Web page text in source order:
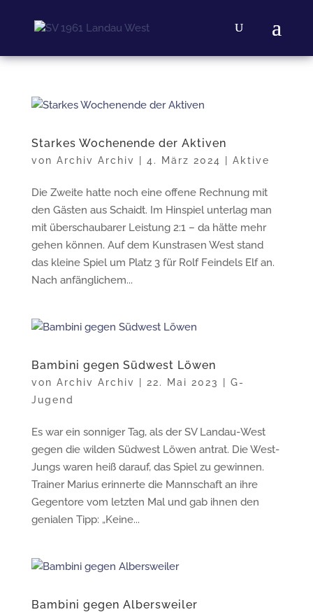
Starkes Wochenende der Aktiven
von Archiv Archiv 4. März 2024 Aktive
Die Zweite hatte noch eine offene Rechnung mit
den Gästen aus Schaidt. Im Hinspiel unterlag man
mit überschaubarer Leistung 2:1 – da hätte mehr
gehen können. Auf dem Kunstrasen West stand
das kleine Spiel um Platz 3 für Rolf Feindels Elf an.
Nach anfänglichem...
Bambini gegen Südwest Löwen
von Archiv Archiv 22. Mai 2023
G-
Jugend
Es war ein sonniger Tag, als der SV Landau-West
gegen die wilden Südwest Löwen antrat. Die West-
Jungs waren heiß darauf, das Spiel zu gewinnen.
Trainer Marius erinnerte die Mannschaft an ihre
Gegentore vom letzten Mal und gab ihnen den
genialen Tipp: „Keine...
Bambini gegen Albersweiler